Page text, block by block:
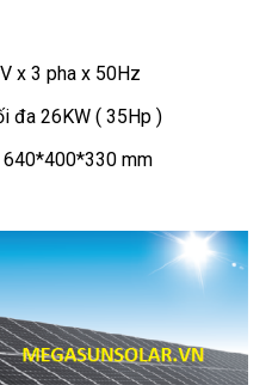
x 3 pha x 50Hz
đa 26KW ( 35Hp )
640*400*330 mm